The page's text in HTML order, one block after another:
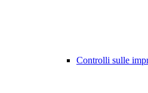
Controlli sulle